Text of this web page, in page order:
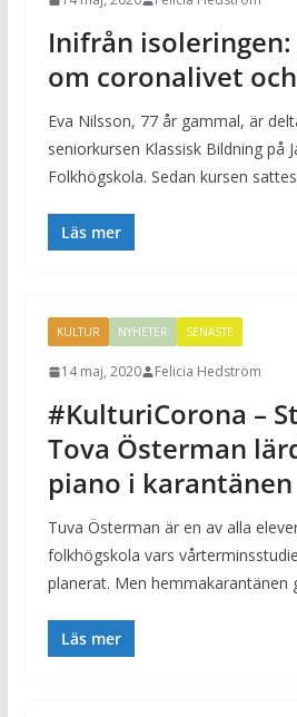
Inifrån isoleringen:
om coronalivet
Eva Nilsson, 77 år gammal, är
seniorkursen Klassisk Bildning på
Folkhögskola. Sedan kursen
Läs mer
KULTUR NYHETER SENASTE
14 maj, 2020 Felicia Hedström
#KulturiCorona –
Tova Österman
piano i karantänen
Tuva Österman är en av alla
folkhögskola vars
planerat. Men hemmakarantänen
Läs mer